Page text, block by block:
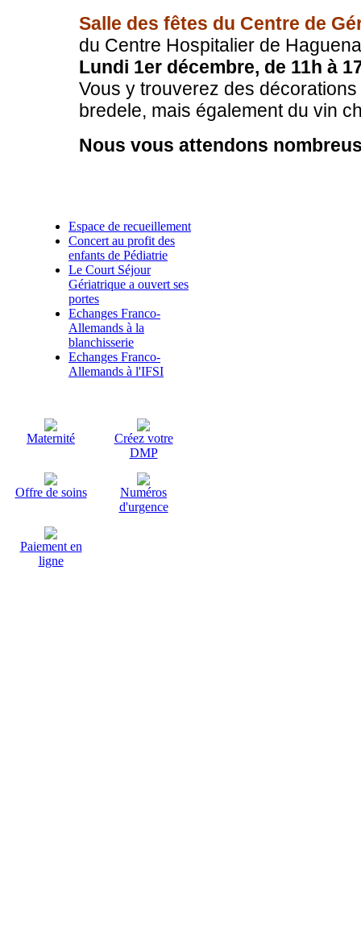
Salle des fêtes du Centre de
du Centre Hospitalier de
Lundi 1er décembre, de 11h à
Vous y trouverez des
bredele, mais également du vin
Nous vous attendons
Espace de recueillement
Concert au profit des
enfants de Pédiatrie
Le Court Séjour
Gériatrique a ouvert ses
portes
Echanges Franco-
Allemands à la
blanchisserie
Echanges Franco-
Allemands à l'IFSI
Maternité
Créez votre
DMP
Offre de soins
Numéros
d'urgence
Paiement en
ligne